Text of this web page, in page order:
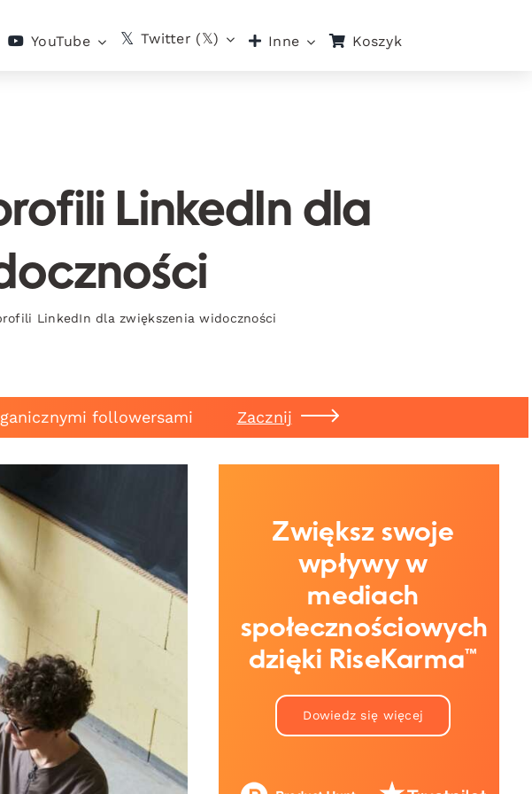
YouTube Twitter (𝕏) Inne Koszyk
LinkedIn dla
LinkedIn dla zwiększenia widoczności
followersami Zacznij
Zwiększ swoje
wpływy w
mediach
społecznościowych
dzięki RiseKarma™
Dowiedz się więcej